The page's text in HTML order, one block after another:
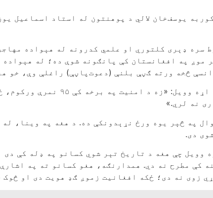
خپرونه کې، کوربه یوسف‌خان لالي د پوهنتون له استاد
سره ډېری کلتوري او علمي کدرونه له هېواده
په افغانستان کې پانګونه شوې ده؛ له
څخه ورته ګڼې بلنې (دعوت‌پاڼې) راغلې وې، خو
یون د خپرونې په دوام کې د
نه لري.»
په څېر یوه ورځ نړېدونکې ده. د هغه په وینا،
دی.
وویل چې هغه د تاریخ تېر شوي کسانو په ډله کې
کې مطرح نه دي. همدارنګه، هغو کسانو ته په
زوی نه دی؛ ځکه افغانیت زموږ ګډ هویت دی او